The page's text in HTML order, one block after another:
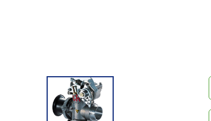
閉じる